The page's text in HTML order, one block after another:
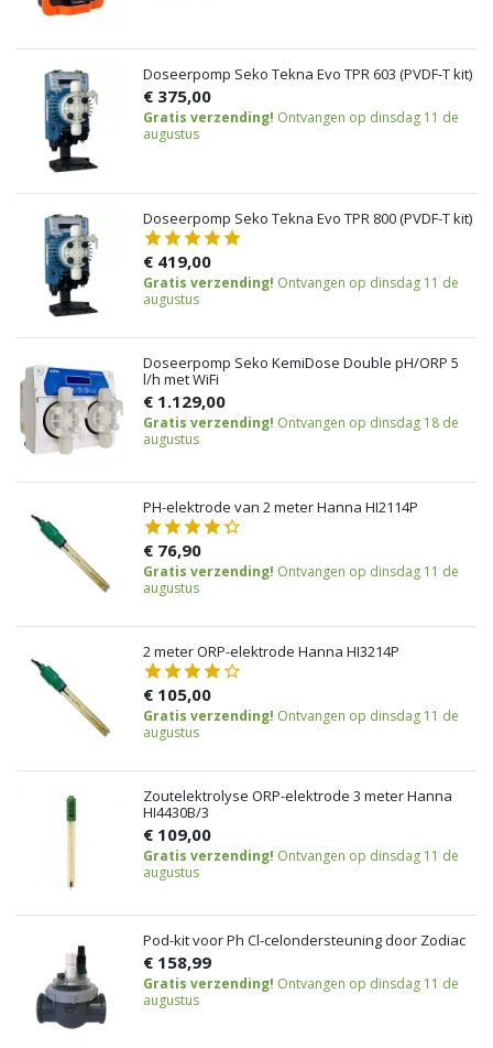
Doseerpomp Seko Tekna Evo TPR 603 (PVDF-T kit)
€ 375,00
Gratis verzending! Ontvangen op dinsdag 11 de
augustus
Doseerpomp Seko Tekna Evo TPR 800 (PVDF-T kit)
€ 419,00
Gratis verzending! Ontvangen op dinsdag 11 de
augustus
Doseerpomp Seko KemiDose Double pH/ORP 5
l/h met WiFi
€ 1.129,00
Gratis verzending! Ontvangen op dinsdag 18 de
augustus
PH-elektrode van 2 meter Hanna HI2114P
€ 76,90
Gratis verzending! Ontvangen op dinsdag 11 de
augustus
2 meter ORP-elektrode Hanna HI3214P
€ 105,00
Gratis verzending! Ontvangen op dinsdag 11 de
augustus
Zoutelektrolyse ORP-elektrode 3 meter Hanna
HI4430B/3
€ 109,00
Gratis verzending! Ontvangen op dinsdag 11 de
augustus
Pod-kit voor Ph Cl-celondersteuning door Zodiac
€ 158,99
Gratis verzending! Ontvangen op dinsdag 11 de
augustus